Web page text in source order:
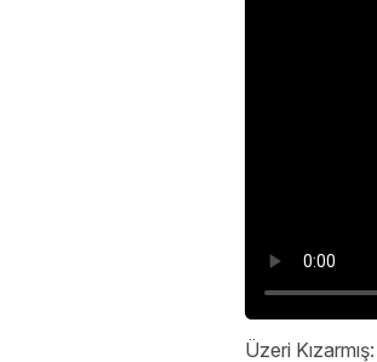
Üzeri Kızarmış: